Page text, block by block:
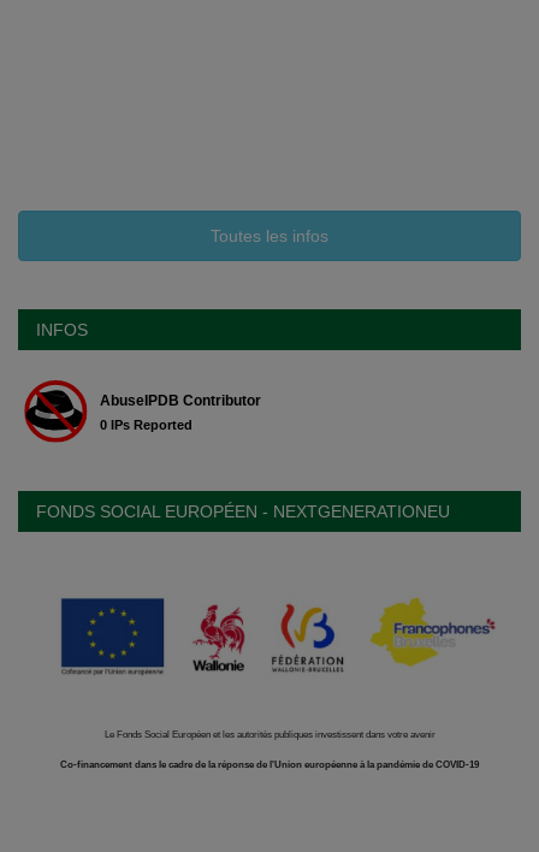
Toutes les infos
INFOS
FONDS SOCIAL EUROPÉEN - NEXTGENERATIONEU
Le Fonds Social Européen et les autorités publiques investissent dans votre avenir
Co-financement dans le cadre de la réponse de l'Union européenne à la pandémie de COVID-19